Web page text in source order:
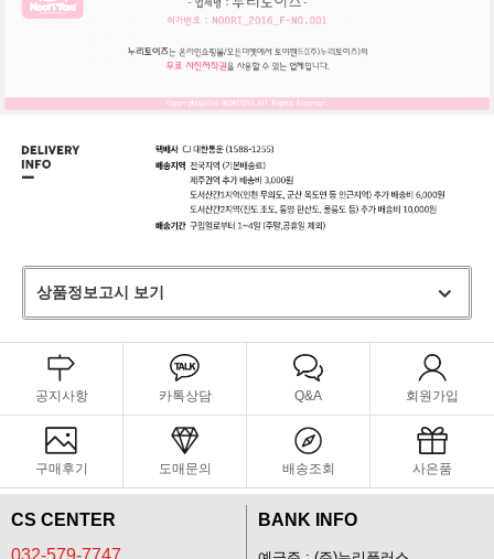
상품정보고시 보기
공지사항 카톡상담 Q&A 회원가입
구매후기 도매문의 배송조회 사은품
CS CENTER
032-579-7747
BANK INFO